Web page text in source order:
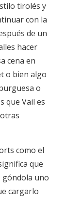
tirolés y
con la
de un
hacer
cena en
o bien algo
o
que Vail es
como el
que
góndola uno
cargarlo